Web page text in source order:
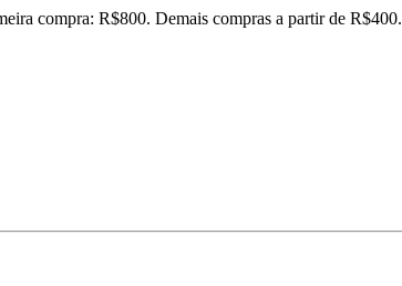
compra: R$800. Demais compras a partir de R$400.